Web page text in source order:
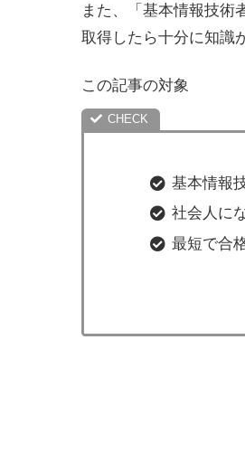
また、「基本情報技術
取得したら十分に知識
この記事の対象
基本情報
社会人に
最短で合